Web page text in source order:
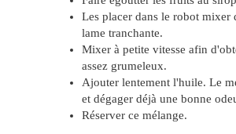
Les placer dans le robot mixer
lame tranchante.
Mixer à petite vitesse afin
assez grumeleux.
Ajouter lentement l'huile. Le
et dégager déjà une bonne
Réserver ce mélange.